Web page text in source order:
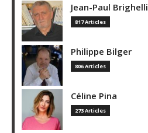
Jean-Paul Brighelli
817 Articles
Philippe Bilger
806 Articles
Céline Pina
273 Articles